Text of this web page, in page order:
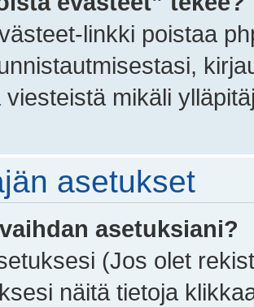
linkki poistaa
viesteistä mikäli
asetukset
asetuksiani?
(Jos olet
näitä tietoja